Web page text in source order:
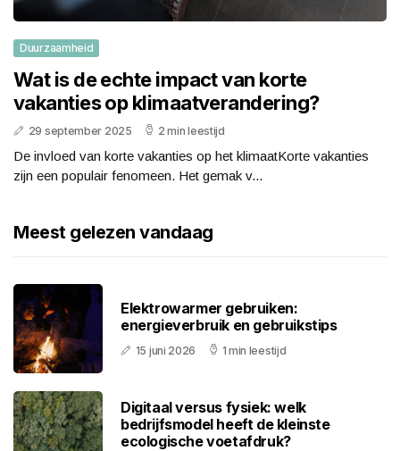
Duurzaamheid
Wat is de echte impact van korte
vakanties op klimaatverandering?
29 september 2025 2 min leestijd
De invloed van korte vakanties op het klimaatKorte vakanties
zijn een populair fenomeen. Het gemak v...
Meest gelezen vandaag
Elektrowarmer gebruiken:
energieverbruik en gebruikstips
15 juni 2026 1 min leestijd
Digitaal versus fysiek: welk
bedrijfsmodel heeft de kleinste
ecologische voetafdruk?